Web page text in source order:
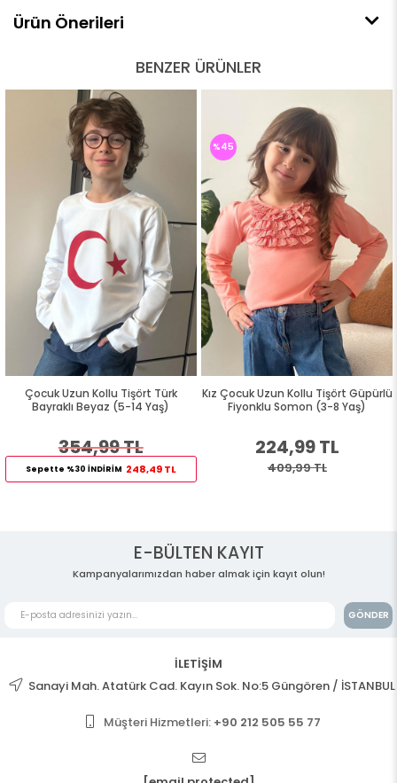
Ürün Önerileri
BENZER ÜRÜNLER
Çocuk Uzun Kollu Tişört Türk
Bayraklı Beyaz (5-14 Yaş)
354,99 TL
Sepette %30 İNDİRİM 248,49 TL
Kız Çocuk Uzun Kollu Tişört Güpürlü
Fiyonklu Somon (3-8 Yaş)
224,99 TL
409,99 TL
%45
E-BÜLTEN KAYIT
Kampanyalarımızdan haber almak için kayıt olun!
GÖNDER
İLETİŞİM
Sanayi Mah. Atatürk Cad. Kayın Sok. No:5 Güngören / İSTANBUL
Müşteri Hizmetleri: +90 212 505 55 77